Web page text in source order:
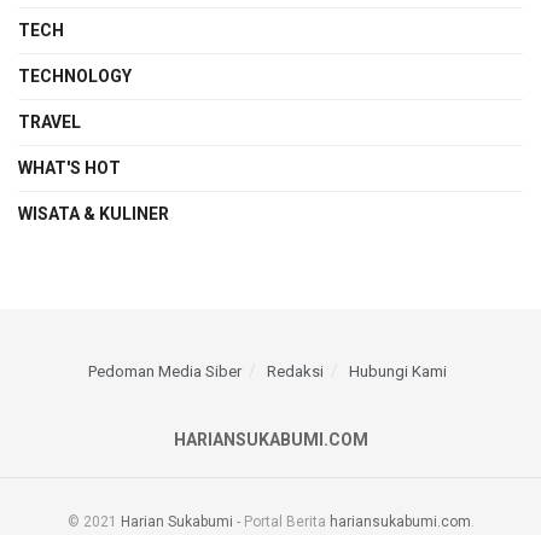
TECH
TECHNOLOGY
TRAVEL
WHAT'S HOT
WISATA & KULINER
Pedoman Media Siber Redaksi Hubungi Kami
HARIANSUKABUMI.COM
© 2021 Harian Sukabumi - Portal Berita hariansukabumi.com